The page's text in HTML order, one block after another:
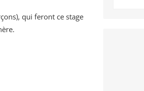
qui feront ce stage